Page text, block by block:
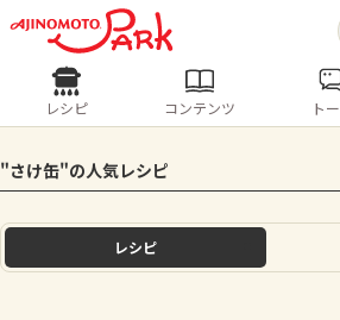
ログインするとレシピを保
ログイン
ホーム
レシピ
人気の食材・レシピ
きゅうり なす トマト
レシピ コンテンツ ト
"さけ缶"の人気レシピ
レシピ